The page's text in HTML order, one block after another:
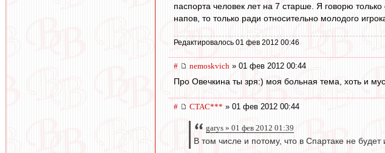
паспорта человек лет на 7 старше. Я говорю
напов, то только ради относительно молодого
Редактировалось 01 фев 2012 00:46
# nemoskvich » 01 фев 2012 00:44
Про Овечкина ты зря:) моя больная тема, хоть и
# CTAC*** » 01 фев 2012 00:44
garys » 01 фев 2012 01:39
В том числе и потому, что в Спартаке не будет